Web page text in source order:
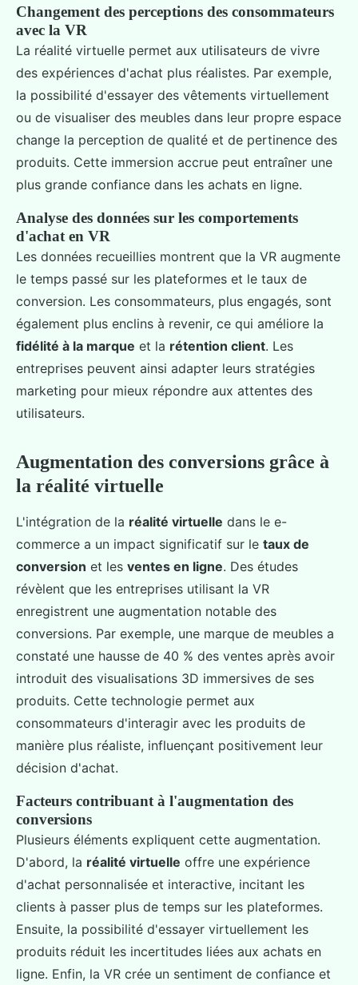
Changement des perceptions des consommateurs
avec la VR
La réalité virtuelle permet aux utilisateurs de vivre
des expériences d'achat plus réalistes. Par exemple,
la possibilité d'essayer des vêtements virtuellement
ou de visualiser des meubles dans leur propre espace
change la perception de qualité et de pertinence des
produits. Cette immersion accrue peut entraîner une
plus grande confiance dans les achats en ligne.
Analyse des données sur les comportements
d'achat en VR
Les données recueillies montrent que la VR augmente
le temps passé sur les plateformes et le taux de
conversion. Les consommateurs, plus engagés, sont
également plus enclins à revenir, ce qui améliore la
fidélité à la marque et la rétention client. Les
entreprises peuvent ainsi adapter leurs stratégies
marketing pour mieux répondre aux attentes des
utilisateurs.
Augmentation des conversions grâce à
la réalité virtuelle
L'intégration de la réalité virtuelle dans le e-
commerce a un impact significatif sur le taux de
conversion et les ventes en ligne. Des études
révèlent que les entreprises utilisant la VR
enregistrent une augmentation notable des
conversions. Par exemple, une marque de meubles a
constaté une hausse de 40 % des ventes après avoir
introduit des visualisations 3D immersives de ses
produits. Cette technologie permet aux
consommateurs d'interagir avec les produits de
manière plus réaliste, influençant positivement leur
décision d'achat.
Facteurs contribuant à l'augmentation des
conversions
Plusieurs éléments expliquent cette augmentation.
D'abord, la réalité virtuelle offre une expérience
d'achat personnalisée et interactive, incitant les
clients à passer plus de temps sur les plateformes.
Ensuite, la possibilité d'essayer virtuellement les
produits réduit les incertitudes liées aux achats en
ligne. Enfin, la VR crée un sentiment de confiance et